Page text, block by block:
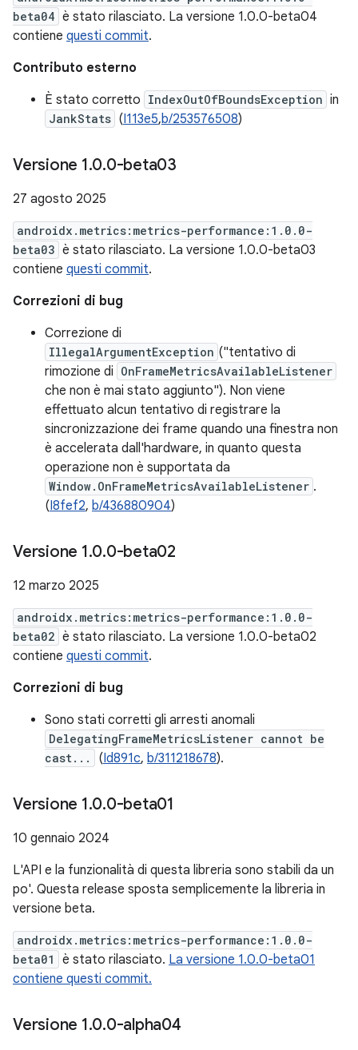
beta04 è stato rilasciato. La versione 1.0.0-beta04
contiene questi commit.
Contributo esterno
È stato corretto IndexOutOfBoundsException in
JankStats (I113e5,b/253576508)
Versione 1.0.0-beta03
27 agosto 2025
androidx.metrics:metrics-performance:1.0.0-
beta03 è stato rilasciato. La versione 1.0.0-beta03
contiene questi commit.
Correzioni di bug
Correzione di
IllegalArgumentException ("tentativo di
rimozione di OnFrameMetricsAvailableListener
che non è mai stato aggiunto"). Non viene
effettuato alcun tentativo di registrare la
sincronizzazione dei frame quando una finestra non
è accelerata dall'hardware, in quanto questa
operazione non è supportata da
Window.OnFrameMetricsAvailableListener .
(I8fef2, b/436880904)
Versione 1.0.0-beta02
12 marzo 2025
androidx.metrics:metrics-performance:1.0.0-
beta02 è stato rilasciato. La versione 1.0.0-beta02
contiene questi commit.
Correzioni di bug
Sono stati corretti gli arresti anomali
DelegatingFrameMetricsListener cannot be
cast...
(Id891c, b/311218678).
Versione 1.0.0-beta01
10 gennaio 2024
L'API e la funzionalità di questa libreria sono stabili da un
po'. Questa release sposta semplicemente la libreria in
versione beta.
androidx.metrics:metrics-performance:1.0.0-
beta01
è stato rilasciato. La versione 1.0.0-beta01
contiene questi commit.
Versione 1.0.0-alpha04